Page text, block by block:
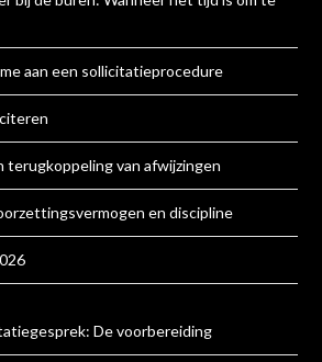
aan een sollicitatieprocedure
terugkoppeling van afwijzingen
en discipline
De voorbereiding